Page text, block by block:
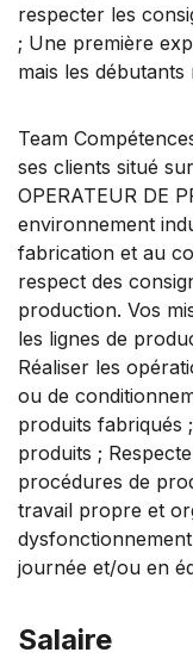
respecter les
; Une première
mais les
Team
ses clients situé
OPERATEUR DE
environnement
fabrication et au
respect des
production. Vos
les lignes de
Réaliser les
ou de
produits fabriqués
produits ;
procédures de
travail propre et
journée et/ou en
Salaire